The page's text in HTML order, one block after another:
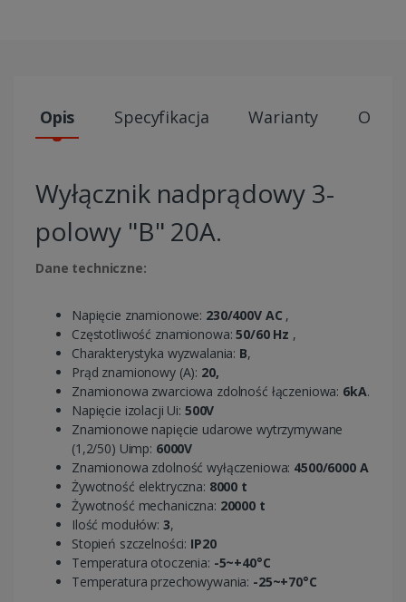
Opis Specyfikacja Warianty
Wyłącznik nadprądowy 3-
polowy "B" 20A.
Dane techniczne:
Napięcie znamionowe: 230/400V AC ,
Częstotliwość znamionowa:50/60 Hz ,
Charakterystyka wyzwalania: B,
Prąd znamionowy (A): 20,
Znamionowa zwarciowa zdolność łączeniowa: 6kA.
Napięcie izolacji Ui: 500V
Znamionowe napięcie udarowe wytrzymywane
(1,2/50) Uimp: 6000V
Znamionowa zdolność wyłączeniowa: 4500/6000 A
Żywotność elektryczna: 8000 t
Żywotność mechaniczna: 20000 t
Ilość modułów: 3,
Stopień szczelności: IP20
Temperatura otoczenia: -5~+40°C
Temperatura przechowywania: -25~+70°C